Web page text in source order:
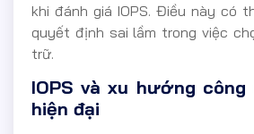
khi đánh giá IOPS. Điều này có
quyết định sai lầm trong việc
trữ.
IOPS và xu hướng
hiện đại